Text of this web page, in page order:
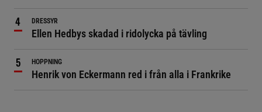
DRESSYR
Ellen Hedbys skadad i ridolycka på tävling
HOPPNING
Henrik von Eckermann red i från alla i Frankrike